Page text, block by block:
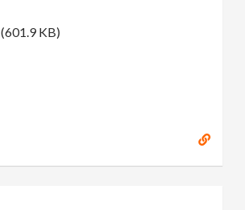
(601.9 KB)